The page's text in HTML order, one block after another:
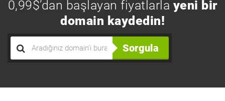
0,99$’dan başlayan fiyatlarla yeni bir
domain kaydedin!
Sorgula